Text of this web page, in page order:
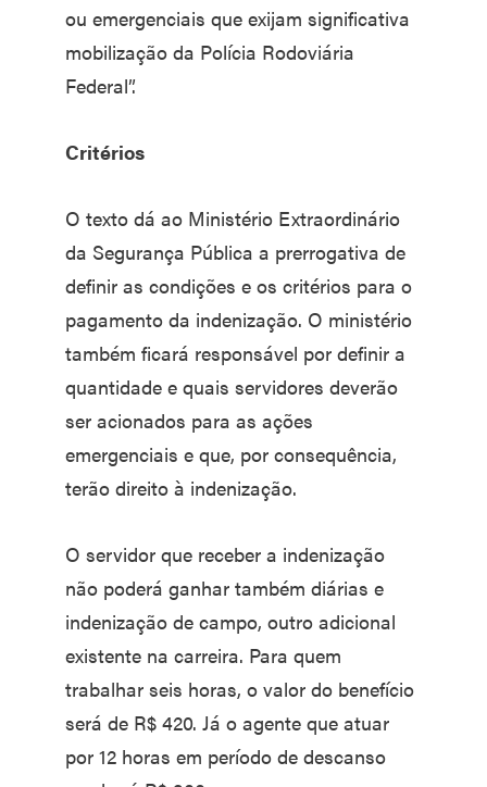
ou emergenciais que exijam significativa
mobilização da Polícia Rodoviária
Federal”.
Critérios
O texto dá ao Ministério Extraordinário
da Segurança Pública a prerrogativa de
definir as condições e os critérios para o
pagamento da indenização. O ministério
também ficará responsável por definir a
quantidade e quais servidores deverão
ser acionados para as ações
emergenciais e que, por consequência,
terão direito à indenização.
O servidor que receber a indenização
não poderá ganhar também diárias e
indenização de campo, outro adicional
existente na carreira. Para quem
trabalhar seis horas, o valor do benefício
será de R$ 420. Já o agente que atuar
por 12 horas em período de descanso